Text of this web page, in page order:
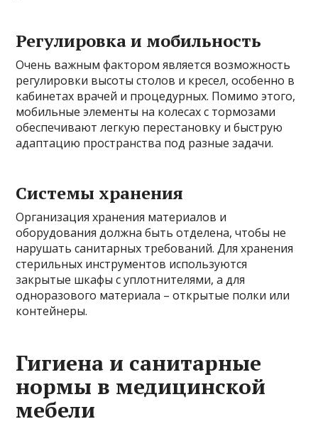
Регулировка и мобильность
Очень важным фактором является возможность
регулировки высоты столов и кресел, особенно в
кабинетах врачей и процедурных. Помимо этого,
мобильные элементы на колесах с тормозами
обеспечивают легкую перестановку и быструю
адаптацию пространства под разные задачи.
Системы хранения
Организация хранения материалов и
оборудования должна быть отделена, чтобы не
нарушать санитарных требований. Для хранения
стерильных инструментов используются
закрытые шкафы с уплотнителями, а для
одноразового материала – открытые полки или
контейнеры.
Гигиена и санитарные
нормы в медицинской
мебели